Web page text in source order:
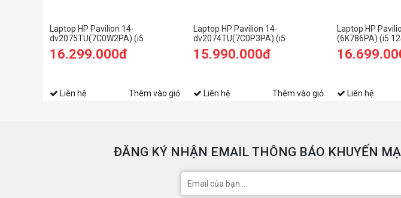
Laptop HP Pavilion 14-
dv2075TU(7C0W2PA) (i5
1235U/8GB RAM/512GB SSD/14
FHD/Win11/Bạc)
16.299.000đ
Liên hệ Thêm vào giỏ
Laptop HP Pavilion 14-
dv2074TU(7C0P3PA) (i5
1235U/8GB RAM/512GB SSD/14
FHD/Win11/Vàng)
15.990.000đ
Liên hệ Thêm vào giỏ
Laptop HP
(6K786PA) (i5
RAM/512GB
FHD/Win11/Bạc)
Liên hệ
ĐĂNG KÝ NHẬN EMAIL THÔNG BÁO KHUYẾN